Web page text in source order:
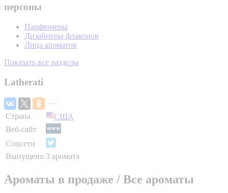
персоны
Парфюмеры
Дизайнеры флаконов
Лица ароматов
Показать все разделы
Latherati
Страна
США
Веб-сайт
Соцсети
Выпущено 3 аромата
Ароматы в продаже / Все ароматы